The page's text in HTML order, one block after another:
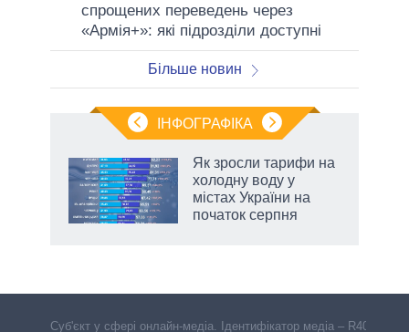
спрощених переведень через
«Армія+»: які підрозділи доступні
Більше новин
ІНФОГРАФІКА
Як зросли тарифи на
холодну воду у
містах України на
початок серпня
Cуб'єкт у сфері онлайн-медіа. Ідентифікатор медіа – R40-